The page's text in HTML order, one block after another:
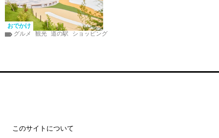
おでかけ
グルメ 観光 道の駅 ショッピング
このサイトについて